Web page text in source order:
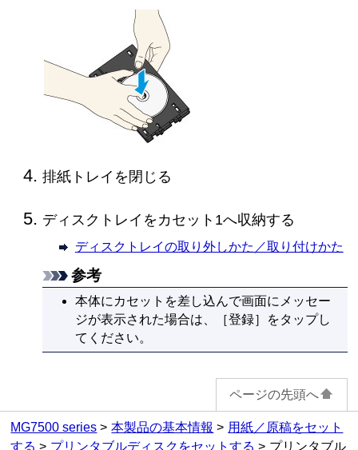
排紙トレイ を閉じる
ディスクトレイ を カセット1へ収納する
ディスクトレイの取り外しかた／取り付けかた
参考
本体にカセット を差し込んで画面にメッセー
ジが表示された場合は、［登録］をタップし
てください。
ページの先頭へ
MG7500 series 本製品の基本情報
用紙／原稿をセット
する
プリンタブルディスクをセットする プリンタブル